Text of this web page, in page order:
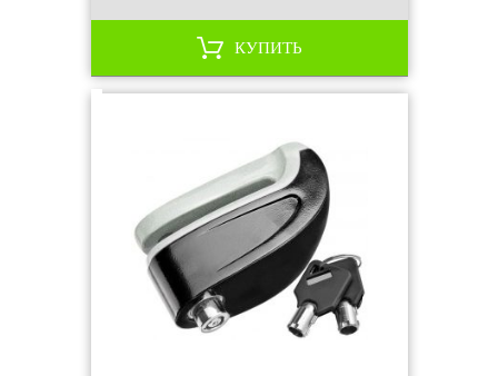
КУПИТЬ